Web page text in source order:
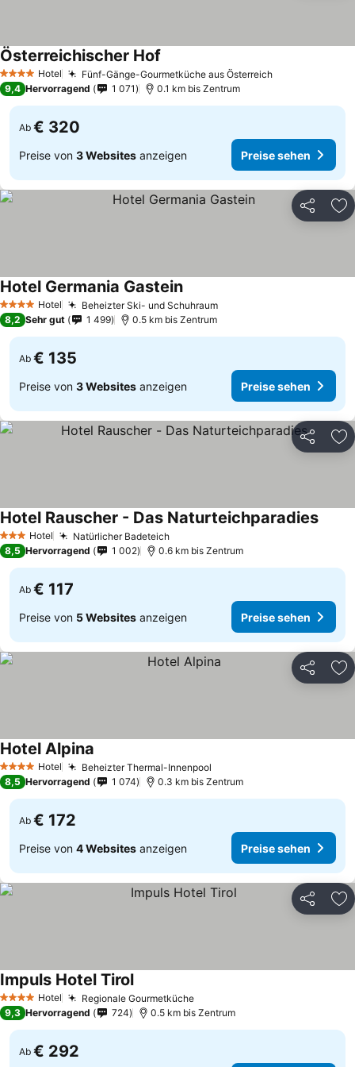
4 Sterne Hotel Fünf-Gänge-Gourmetküche aus ÖsterreichPreise sehen
Österreichischer Hof
9,4 Hervorragend 1 071 0.1 km bis Zentrum
Ab € 320
Preise von 3 Websites anzeigen Preise sehen
Teilen
4 Sterne Hotel Beheizter Ski- und SchuhraumPreise sehen
Hotel Germania GasteinPreise sehen
8,2 Sehr gut 1 499 0.5 km bis Zentrum
Ab € 135
Preise von 3 Websites anzeigen Preise sehen
Teilen
3 SterneHotel Natürlicher BadeteichPreise sehen
Hotel Rauscher - Das Naturteichparadies
8,5 Hervorragend 1 002 0.6 km bis Zentrum
Ab € 117
Preise von 5 Websites anzeigen Preise sehen
Teilen
4 Sterne Hotel Beheizter Thermal-Innenpool
Hotel Alpina
8,5 Hervorragend 1 074 0.3 km bis Zentrum
Ab € 172
Preise von 4 Websites anzeigen Preise sehen
Teilen
4 Sterne Hotel Regionale GourmetküchePreise sehen
Impuls Hotel TirolPreise sehen
9,3 Hervorragend 724 0.5 km bis Zentrum
Ab € 292